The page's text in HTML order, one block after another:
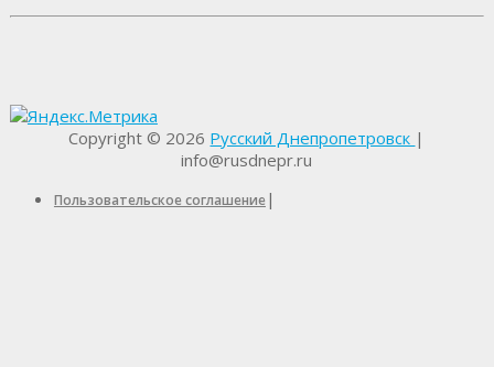
Copyright © 2026 Русский Днепропетровск |
info@rusdnepr.ru
Пользовательское соглашение |